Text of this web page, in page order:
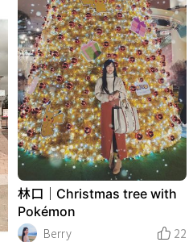
林口｜Christmas tree with
Pokémon
Berry
22